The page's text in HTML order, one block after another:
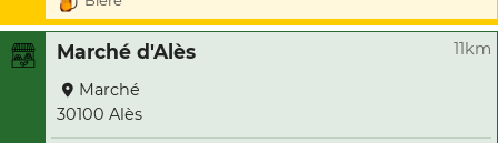
Marché d'Alès 11km
Marché
30100 Alès